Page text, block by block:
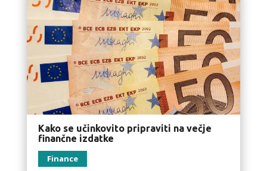
Kako se učinkovito pripraviti na večje
finančne izdatke
Finance